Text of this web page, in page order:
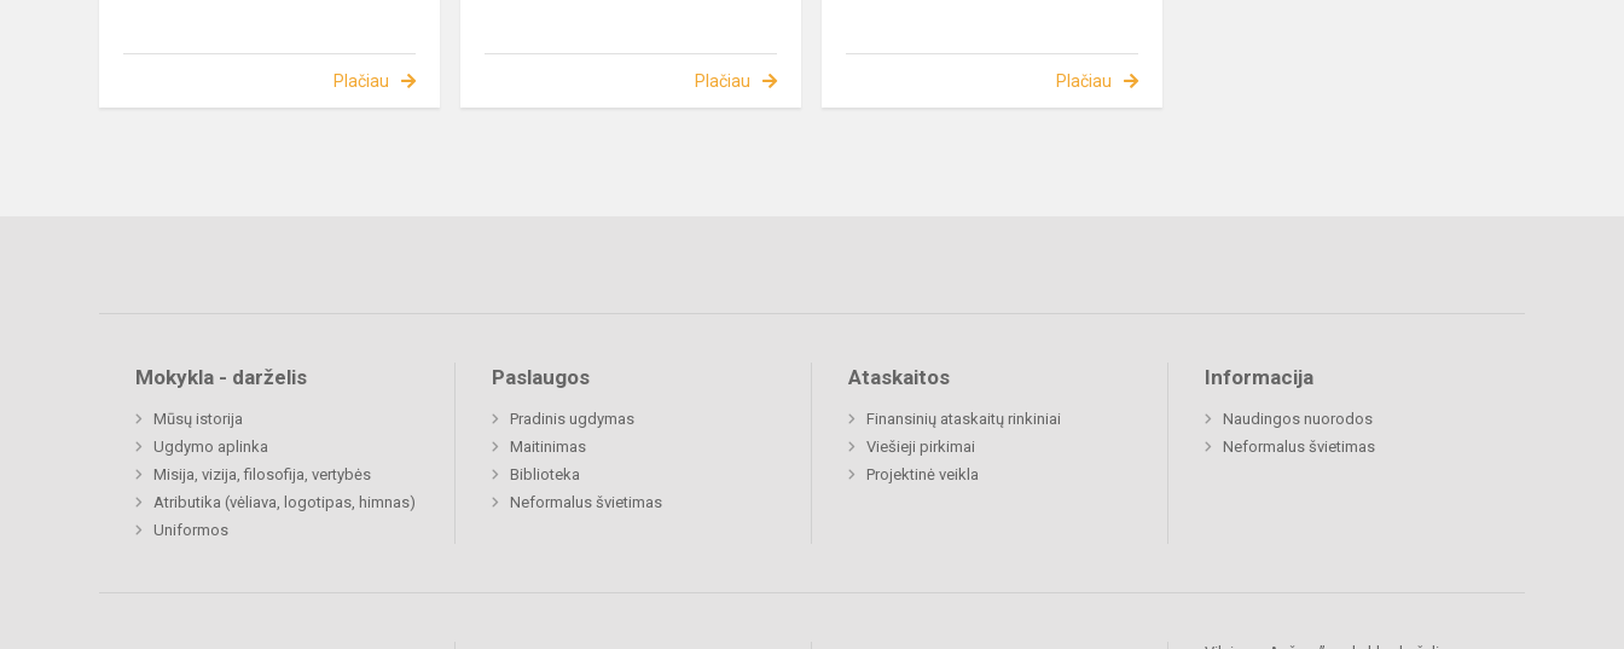
Plačiau Plačiau Plačiau
Mokykla - darželis
Mūsų istorija
Ugdymo aplinka
Misija, vizija, filosofija, vertybės
Atributika (vėliava, logotipas, himnas)
Uniformos
Paslaugos
Pradinis ugdymas
Maitinimas
Biblioteka
Neformalus švietimas
Ataskaitos
Finansinių ataskaitų rinkiniai
Viešieji pirkimai
Projektinė veikla
Informacija
Naudingos nuorodos
Neformalus švietimas